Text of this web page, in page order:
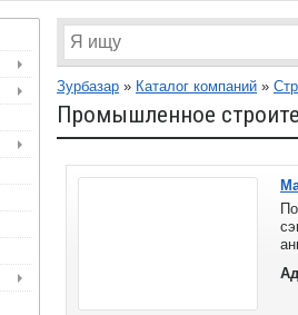
Зурбазар » Каталог компаний »
Промышленное